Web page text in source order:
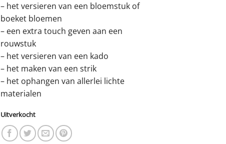
– het versieren van een bloemstuk of
boeket bloemen
– een extra touch geven aan een
rouwstuk
– het versieren van een kado
– het maken van een strik
– het ophangen van allerlei lichte
materialen
Uitverkocht